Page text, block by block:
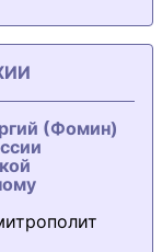
(Фомин)